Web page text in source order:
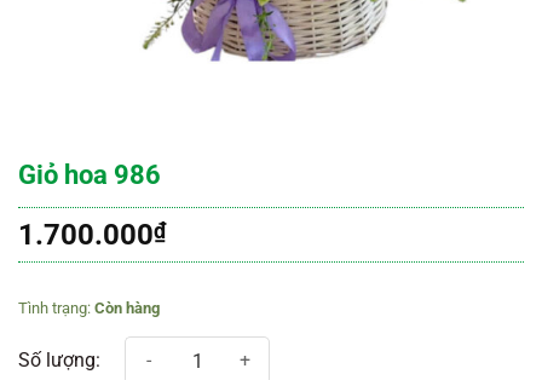
Giỏ hoa 986
1.700.000₫
Còn hàng
Giỏ hoa 986 số lượng